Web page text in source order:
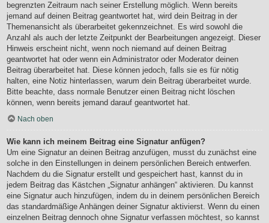
begrenzten Zeitraum nach seiner Erstellung möglich. Wenn bereits
jemand auf deinen Beitrag geantwortet hat, wird dein Beitrag in der
Themenansicht als überarbeitet gekennzeichnet. Es wird sowohl die
Anzahl als auch der letzte Zeitpunkt der Bearbeitungen angezeigt. Dieser
Hinweis erscheint nicht, wenn noch niemand auf deinen Beitrag
geantwortet hat oder wenn ein Administrator oder Moderator deinen
Beitrag überarbeitet hat. Diese können jedoch, falls sie es für nötig
halten, eine Notiz hinterlassen, warum dein Beitrag überarbeitet wurde.
Bitte beachte, dass normale Benutzer einen Beitrag nicht löschen
können, wenn bereits jemand darauf geantwortet hat.
Nach oben
Wie kann ich meinem Beitrag eine Signatur anfügen?
Um eine Signatur an deinen Beitrag anzufügen, musst du zunächst eine
solche in den Einstellungen in deinem persönlichen Bereich entwerfen.
Nachdem du die Signatur erstellt und gespeichert hast, kannst du in
jedem Beitrag das Kästchen „Signatur anhängen“ aktivieren. Du kannst
eine Signatur auch hinzufügen, indem du in deinem persönlichen Bereich
das standardmäßige Anhängen deiner Signatur aktivierst. Wenn du einen
einzelnen Beitrag dennoch ohne Signatur verfassen möchtest, so kannst